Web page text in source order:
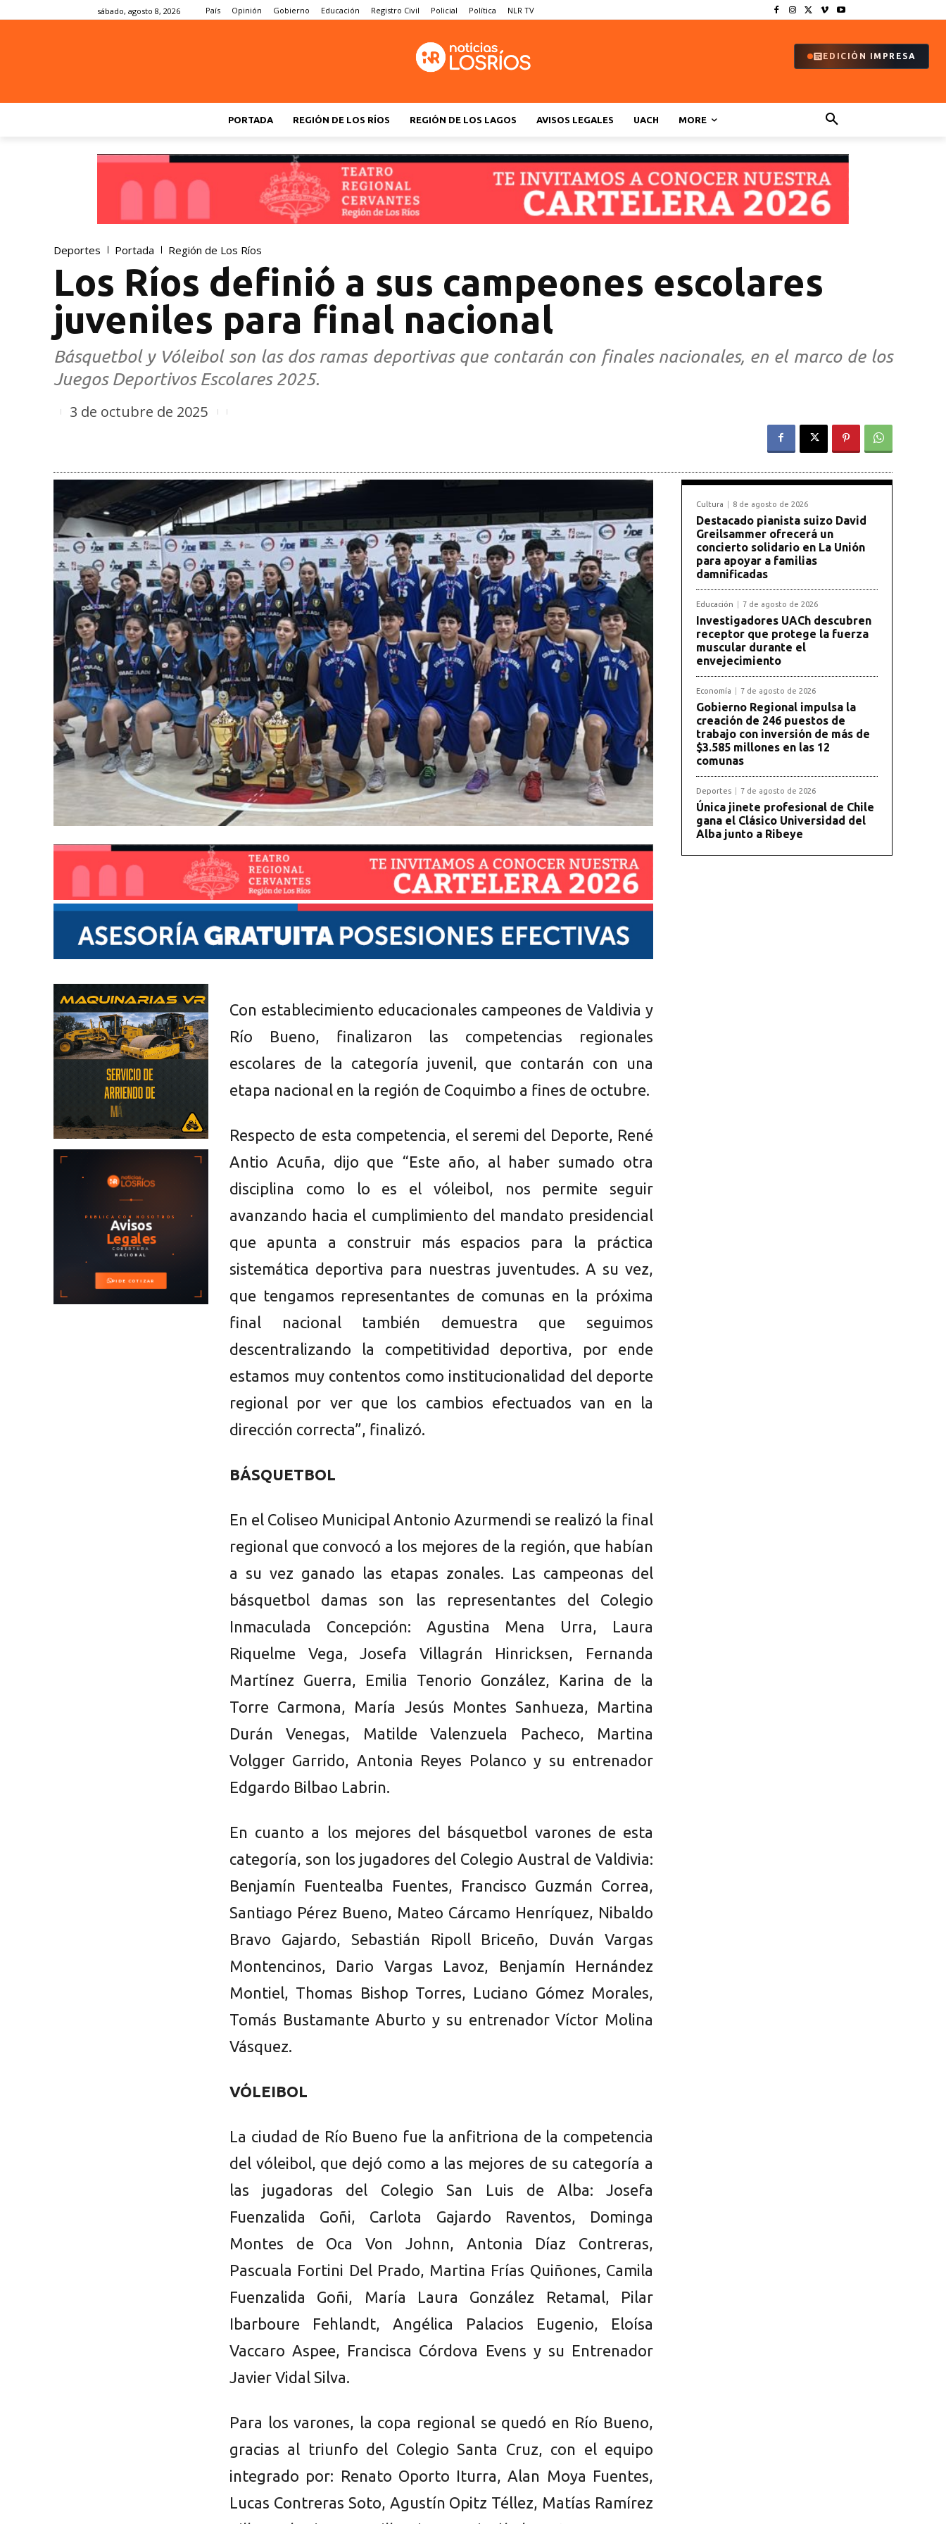
sábado, agosto 8, 2026 País Opinión Gobierno Educación Registro Civil Policial Política NLR TV
EDICIÓN IMPRESA
PORTADA REGIÓN DE LOS RÍOS REGIÓN DE LOS LAGOS AVISOS LEGALES UACH MORE
Deportes Portada Región de Los Ríos
Los Ríos definió a sus campeones escolares
juveniles para final nacional
Básquetbol y Vóleibol son las dos ramas deportivas que contarán con finales nacionales, en el marco de los
Juegos Deportivos Escolares 2025.
3 de octubre de 2025
Con establecimiento educacionales campeones de Valdivia y
Río Bueno, finalizaron las competencias regionales
escolares de la categoría juvenil, que contarán con una
etapa nacional en la región de Coquimbo a fines de octubre.
Respecto de esta competencia, el seremi del Deporte, René
Antio Acuña, dijo que “Este año, al haber sumado otra
disciplina como lo es el vóleibol, nos permite seguir
avanzando hacia el cumplimiento del mandato presidencial
que apunta a construir más espacios para la práctica
sistemática deportiva para nuestras juventudes. A su vez,
que tengamos representantes de comunas en la próxima
final nacional también demuestra que seguimos
descentralizando la competitividad deportiva, por ende
estamos muy contentos como institucionalidad del deporte
regional por ver que los cambios efectuados van en la
dirección correcta”, finalizó.
BÁSQUETBOL
En el Coliseo Municipal Antonio Azurmendi se realizó la final
regional que convocó a los mejores de la región, que habían
a su vez ganado las etapas zonales. Las campeonas del
básquetbol damas son las representantes del Colegio
Inmaculada Concepción: Agustina Mena Urra, Laura
Riquelme Vega, Josefa Villagrán Hinricksen, Fernanda
Martínez Guerra, Emilia Tenorio González, Karina de la
Torre Carmona, María Jesús Montes Sanhueza, Martina
Durán Venegas, Matilde Valenzuela Pacheco, Martina
Volgger Garrido, Antonia Reyes Polanco y su entrenador
Edgardo Bilbao Labrin.
En cuanto a los mejores del básquetbol varones de esta
categoría, son los jugadores del Colegio Austral de Valdivia:
Benjamín Fuentealba Fuentes, Francisco Guzmán Correa,
Santiago Pérez Bueno, Mateo Cárcamo Henríquez, Nibaldo
Bravo Gajardo, Sebastián Ripoll Briceño, Duván Vargas
Montencinos, Dario Vargas Lavoz, Benjamín Hernández
Montiel, Thomas Bishop Torres, Luciano Gómez Morales,
Tomás Bustamante Aburto y su entrenador Víctor Molina
Vásquez.
VÓLEIBOL
La ciudad de Río Bueno fue la anfitriona de la competencia
del vóleibol, que dejó como a las mejores de su categoría a
las jugadoras del Colegio San Luis de Alba: Josefa
Fuenzalida Goñi, Carlota Gajardo Raventos, Dominga
Montes de Oca Von Johnn, Antonia Díaz Contreras,
Pascuala Fortini Del Prado, Martina Frías Quiñones, Camila
Fuenzalida Goñi, María Laura González Retamal, Pilar
Ibarboure Fehlandt, Angélica Palacios Eugenio, Eloísa
Vaccaro Aspee, Francisca Córdova Evens y su Entrenador
Javier Vidal Silva.
Para los varones, la copa regional se quedó en Río Bueno,
gracias al triunfo del Colegio Santa Cruz, con el equipo
integrado por: Renato Oporto Iturra, Alan Moya Fuentes,
Lucas Contreras Soto, Agustín Opitz Téllez, Matías Ramírez
Cultura 8 de agosto de 2026
Destacado pianista suizo David
Greilsammer ofrecerá un
concierto solidario en La Unión
para apoyar a familias
damnificadas
Educación 7 de agosto de 2026
Investigadores UACh descubren
receptor que protege la fuerza
muscular durante el
envejecimiento
Economía 7 de agosto de 2026
Gobierno Regional impulsa la
creación de 246 puestos de
trabajo con inversión de más de
$3.585 millones en las 12
comunas
Deportes 7 de agosto de 2026
Única jinete profesional de Chile
gana el Clásico Universidad del
Alba junto a Ribeye